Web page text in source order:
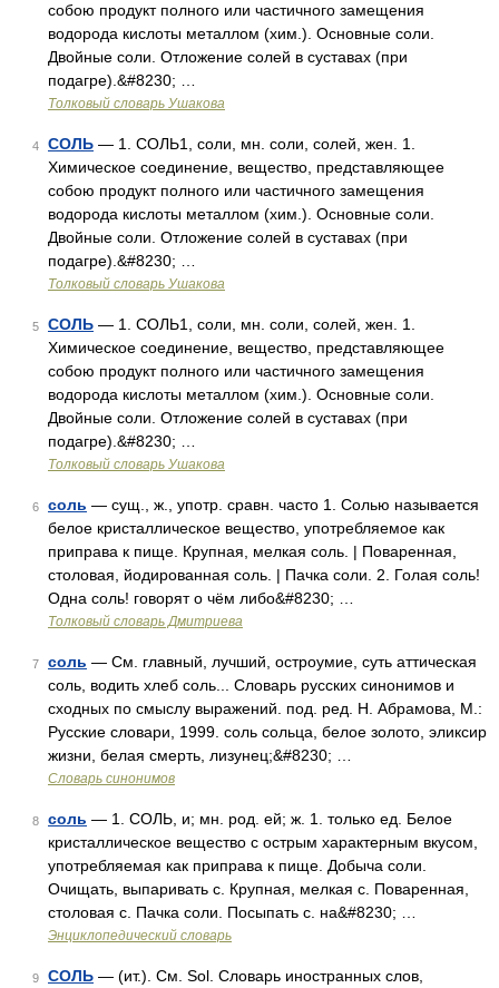
собою продукт полного или частичного замещения
водорода кислоты металлом (хим.). Основные соли.
Двойные соли. Отложение солей в суставах (при
подагре).&#8230; …
Толковый словарь Ушакова
4 СОЛЬ — 1. СОЛЬ1, соли, мн. соли, солей, жен. 1.
Химическое соединение, вещество, представляющее
собою продукт полного или частичного замещения
водорода кислоты металлом (хим.). Основные соли.
Двойные соли. Отложение солей в суставах (при
подагре).&#8230; …
Толковый словарь Ушакова
5 СОЛЬ — 1. СОЛЬ1, соли, мн. соли, солей, жен. 1.
Химическое соединение, вещество, представляющее
собою продукт полного или частичного замещения
водорода кислоты металлом (хим.). Основные соли.
Двойные соли. Отложение солей в суставах (при
подагре).&#8230; …
Толковый словарь Ушакова
6 соль — сущ., ж., употр. сравн. часто 1. Солью называется
белое кристаллическое вещество, употребляемое как
приправа к пище. Крупная, мелкая соль. | Поваренная,
столовая, йодированная соль. | Пачка соли. 2. Голая соль!
Одна соль! говорят о чём либо&#8230; …
Толковый словарь Дмитриева
7 соль — См. главный, лучший, остроумие, суть аттическая
соль, водить хлеб соль... Словарь русских синонимов и
сходных по смыслу выражений. под. ред. Н. Абрамова, М.:
Русские словари, 1999. соль сольца, белое золото, эликсир
жизни, белая смерть, лизунец;&#8230; …
Словарь синонимов
8 соль — 1. СОЛЬ, и; мн. род. ей; ж. 1. только ед. Белое
кристаллическое вещество с острым характерным вкусом,
употребляемая как приправа к пище. Добыча соли.
Очищать, выпаривать с. Крупная, мелкая с. Поваренная,
столовая с. Пачка соли. Посыпать с. на&#8230; …
Энциклопедический словарь
9 СОЛЬ — (ит.). См. Sol. Словарь иностранных слов,